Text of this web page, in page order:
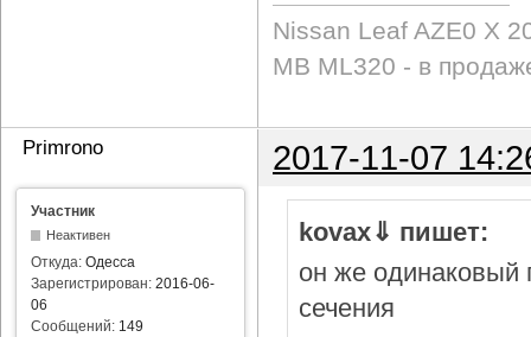
Nissan Leaf AZE0 X
MB ML320 - в
Primrono 2017-11-07
Участник
Неактивен
Откуда: Одесса
Зарегистрирован: 2016-06-
06
Сообщений: 149
kovax⇓ пишет:
он же одинаковый
сечения